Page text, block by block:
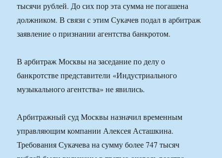
тысячи рублей. До сих пор эта сумма не погашена
должником. В связи с этим Сукачев подал в арбитраж
заявление о признании агентства банкротом.
В арбитраж Москвы на заседание по делу о
банкротстве представители «Индустриального
музыкального агентства» не явились.
Арбитражный суд Москвы назначил временным
управляющим компании Алексея Асташкина.
Требования Сукачева на сумму более 747 тысяч